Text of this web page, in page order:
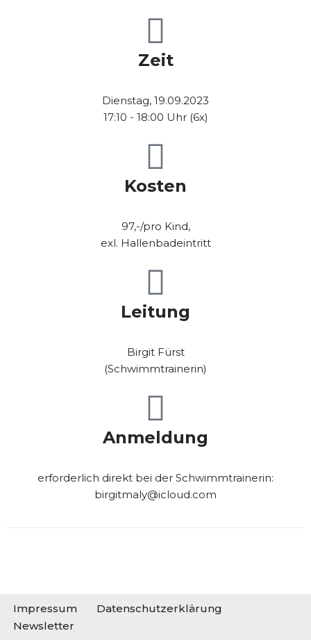
Zeit
Dienstag, 19.09.2023
17:10 - 18:00 Uhr (6x)
Kosten
97,-/pro Kind,
exl. Hallenbadeintritt
Leitung
Birgit Fürst
(Schwimmtrainerin)
Anmeldung
erforderlich direkt bei der Schwimmtrainerin:
birgitmaly@icloud.com
Impressum
Datenschutzerklärung
Newsletter